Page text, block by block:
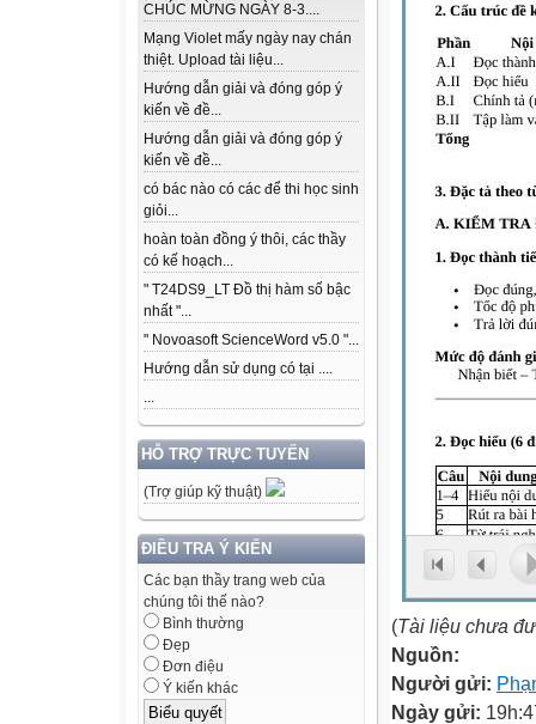
CHÚC MỪNG NGÀY 8-3....
Mạng Violet mấy ngày nay chán
thiệt. Upload tài liệu...
Hướng dẫn giải và đóng góp ý
kiến về đề...
Hướng dẫn giải và đóng góp ý
kiến về đề...
có bác nào có các để thi học sinh
giỏi...
hoàn toàn đồng ý thôi, các thầy
có kế hoạch...
" T24DS9_LT Đồ thị hàm số bậc
nhất "...
" Novoasoft ScienceWord v5.0 "...
Hướng dẫn sử dụng có tại ....
...
HỖ TRỢ TRỰC TUYẾN
(Trợ giúp kỹ thuật)
ĐIỀU TRA Ý KIẾN
Các bạn thầy trang web của
chúng tôi thế nào?
Bình thường
Đẹp
Đơn điệu
Ý kiến khác
(Tài liệu chưa
Nguồn:
Người gửi:
Ngày gửi: